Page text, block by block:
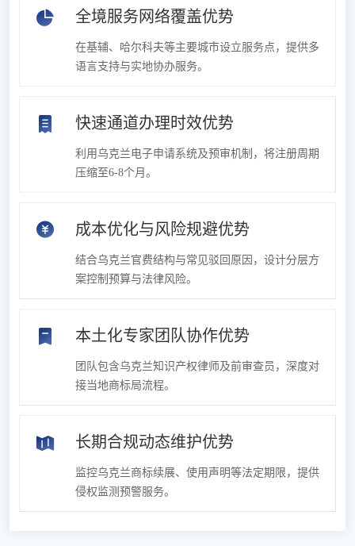
全境服务网络覆盖优势
在基辅、哈尔科夫等主要城市设立服务点，提供多
语言支持与实地协办服务。
快速通道办理时效优势
利用乌克兰电子申请系统及预审机制，将注册周期
压缩至6-8个月。
成本优化与风险规避优势
结合乌克兰官费结构与常见驳回原因，设计分层方
案控制预算与法律风险。
本土化专家团队协作优势
团队包含乌克兰知识产权律师及前审查员，深度对
接当地商标局流程。
长期合规动态维护优势
监控乌克兰商标续展、使用声明等法定期限，提供
侵权监测预警服务。